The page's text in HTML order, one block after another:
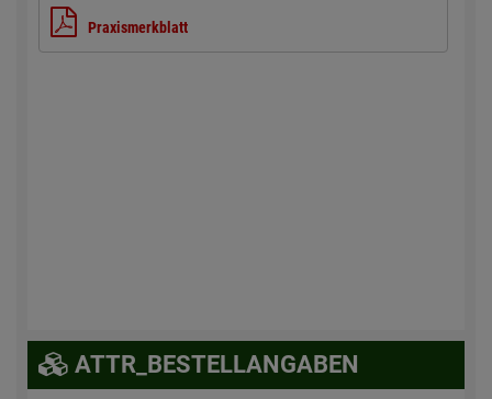
Praxismerkblatt
ATTR_BESTELLANGABEN